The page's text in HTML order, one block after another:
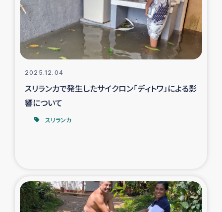
漁業復興支援
インターン・ボランティア日誌
居場所づくり
ガザ空爆被災者への食料支援と農家生産支援
ガザ地区における被災住民への緊急支援
2025.12.04
スリランカで発生したサイクロン「ディトワ」による影
響について
スリランカ